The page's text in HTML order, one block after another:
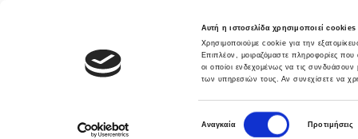
Αυτή η ιστοσελίδα χρησιμοποιεί cookies
Χρησιμοποιούμε cookie για την
Επιπλέον, μοιραζόμαστε πληροφορίες
οι οποίοι ενδεχομένως να τις
των υπηρεσιών τους. Αν συνεχίσετε να
Αναγκαία Προτιμήσεις
DATABANK SOLUTIONS ΛΥΣΕΙΣ